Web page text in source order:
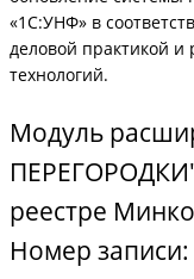
«1С:УНФ» в
деловой практикой
технологий.
Модуль
реестре
Номер записи: